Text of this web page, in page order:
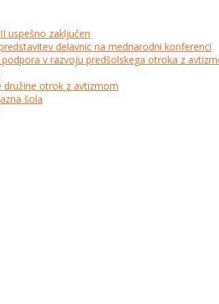
uspešno zaključen
delavnic na mednarodni konferenci
v razvoju predšolskega otroka z
otrok z avtizmom
šola